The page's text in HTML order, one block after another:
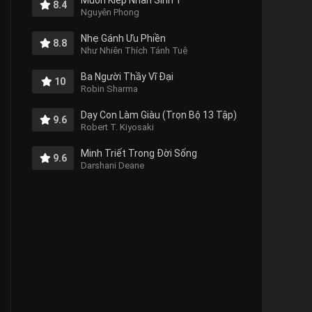
8.4
Nguyên Phong
8.8 Nhẹ Gánh Ưu Phiền
Như Nhiên Thích Tánh Tuệ
10 Ba Người Thầy Vĩ Đại
Robin Sharma
9.6 Dạy Con Làm Giàu (Trọn Bộ 13 Tập)
Robert T. Kiyosaki
9.6 Minh Triết Trong Đời Sống
Darshani Deane